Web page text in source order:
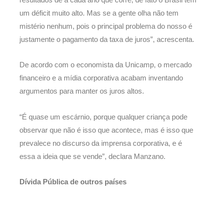
um déficit muito alto. Mas se a gente olha não tem
mistério nenhum, pois o principal problema do nosso é
justamente o pagamento da taxa de juros”, acrescenta.
De acordo com o economista da Unicamp, o mercado
financeiro e a mídia corporativa acabam inventando
argumentos para manter os juros altos.
“É quase um escárnio, porque qualquer criança pode
observar que não é isso que acontece, mas é isso que
prevalece no discurso da imprensa corporativa, e é
essa a ideia que se vende”, declara Manzano.
Dívida Pública de outros países